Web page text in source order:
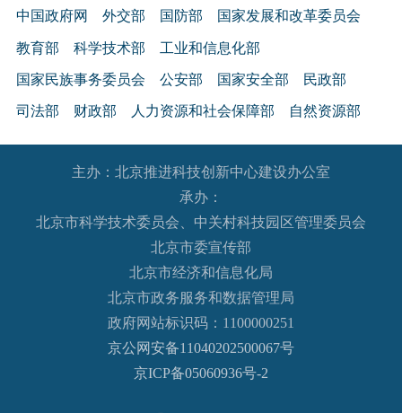
中国政府网 外交部 国防部 国家发展和改革委员会
教育部 科学技术部 工业和信息化部
国家民族事务委员会 公安部 国家安全部 民政部
司法部 财政部 人力资源和社会保障部 自然资源部
生态环境部 住房和城乡建设部 交通运输部 水利部
农业农村部 商务部 文化和旅游部
退役军人事务部
国家语言文字工作委员会
国家航天局 国家原子能机构
国家核安全局
国务院国有资产监督管理委员会
国家市场监督管理总局
主办：北京推进科技创新中心建设办公室
承办：
北京市科学技术委员会、中关村科技园区管理委员会
北京市委宣传部
北京市经济和信息化局
北京市政务服务和数据管理局
政府网站标识码：1100000251
京公网安备11040202500067号
京ICP备05060936号-2